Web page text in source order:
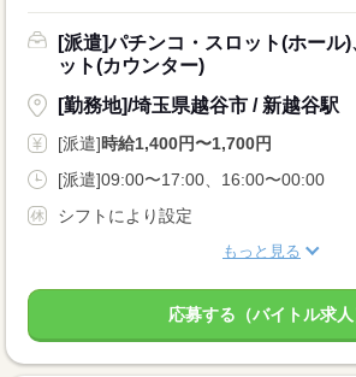
[派遣]パチンコ・スロット(ホール
ット(カウンター)
[勤務地]/埼玉県越谷市 / 新越谷駅
[派遣]時給1,400円〜1,700円
[派遣]09:00〜17:00、16:00〜00:00
シフトにより設定
もっと見る
応募する（バイトル求人